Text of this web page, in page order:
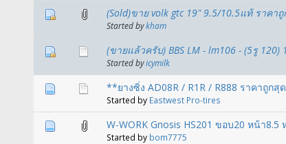
(Sold)ขาย volk gtc 19" 9.5/10.5แท้ ราคา
Started bykham
(ขายแล้วครับ) BBS LM - lm106 - (5รู 120)
Started byicymilk
**ยางซิ่ง AD08R / R1R / R888 ราคาถูก
Started by Eastwest Pro-tires
W-WORK Gnosis HS201 ขอบ20 หน้า8.5
Started by bom7775